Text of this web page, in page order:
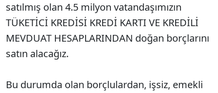
satılmış olan 4.5 milyon vatandaşımızın
TÜKETİCİ KREDİSİ KREDİ KARTI VE KREDİLİ
MEVDUAT HESAPLARINDAN doğan borçlarını
satın alacağız.
Bu durumda olan borçlulardan, işsiz, emekli